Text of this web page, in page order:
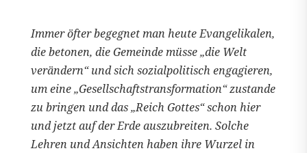
Immer öfter begegnet man heute Evangelikalen,
die betonen, die Gemeinde müsse „die Welt
verändern“ und sich sozialpolitisch engagieren,
um eine „Gesellschaftstransformation“ zustande
zu bringen und das „Reich Gottes“ schon hier
und jetzt auf der Erde auszubreiten. Solche
Lehren und Ansichten haben ihre Wurzel in